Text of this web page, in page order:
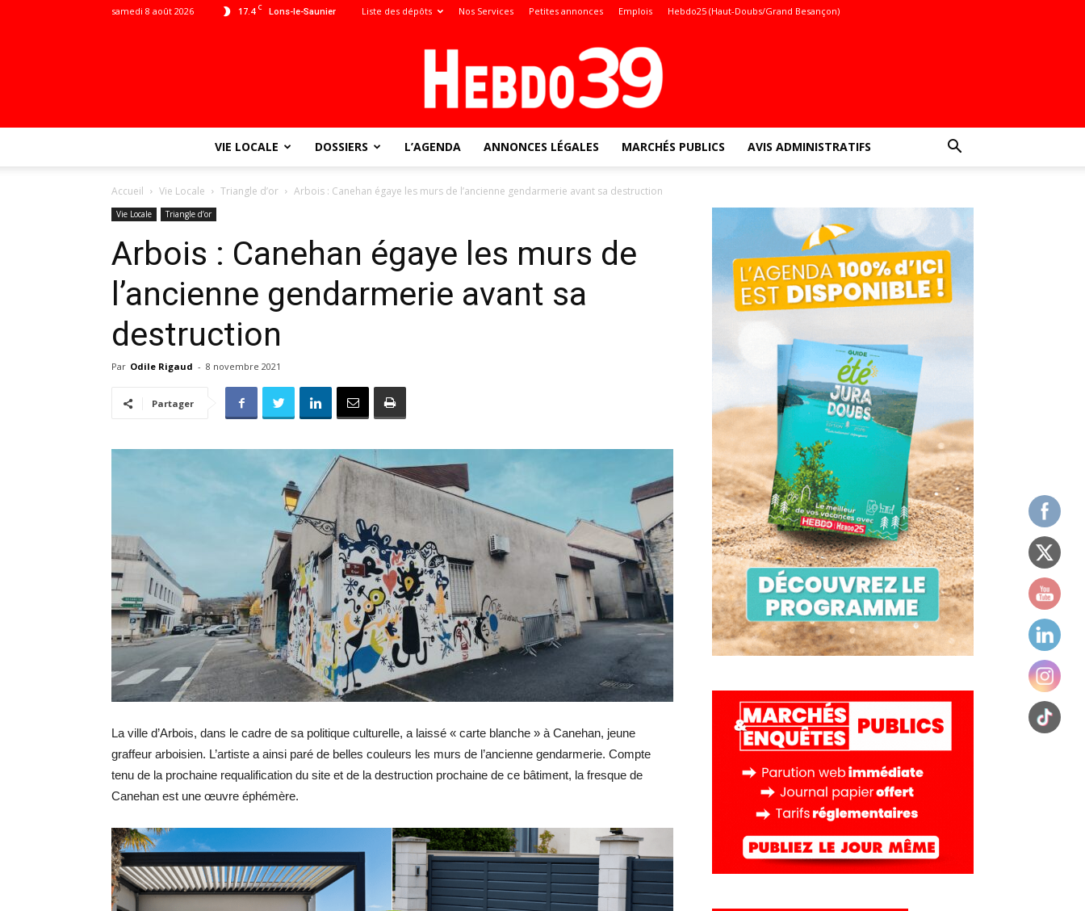
17.4 C Lons-le-Saunier
samedi 8 août 2026 Liste des dépôts Nos Services Petites annonces Emplois Hebdo25 (Haut-Doubs/Grand Besançon)
locale
VIE LOCALE DOSSIERS L’AGENDA ANNONCES LÉGALES MARCHÉS PUBLICS AVIS ADMINISTRATIFS
Accueil Vie Locale Triangle d’or Arbois : Canehan égaye les murs de l’ancienne gendarmerie avant sa destruction
Vie Locale Triangle d’or
Arbois : Canehan égaye les murs de
l’ancienne gendarmerie avant sa
destruction
Par Odile Rigaud - 8 novembre 2021
Partager
La ville d’Arbois, dans le cadre de sa politique culturelle, a laissé « carte blanche » à Canehan, jeune
graffeur arboisien. L’artiste a ainsi paré de belles couleurs les murs de l’ancienne gendarmerie. Compte
tenu de la prochaine requalification du site et de la destruction prochaine de ce bâtiment, la fresque de
Canehan est une œuvre éphémère.